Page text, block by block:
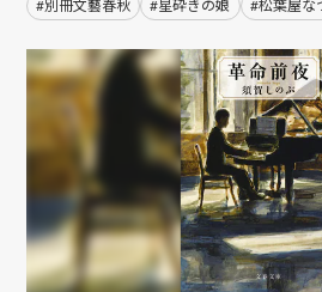
#別冊文藝春秋 #星砕きの娘 #松葉屋な